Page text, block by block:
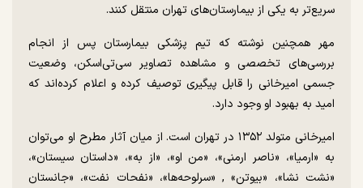
سریع‌تر به یکی از بیمارستان‌های تهران منتقل کنند.
مهر همچنین نوشته که تیم پزشکی بیمارستان پس از انجام
بررسی‌های تخصصی و مشاهده تصاویر سی‌تی‌اسکن، وضعیت
جسمی امیرخانی را قابل پیگیری توصیف کرده و اعلام کرده‌اند که
امید به بهبود او وجود دارد.
امیرخانی متولد ۱۳۵۲ در تهران است. از میان آثار مطرح او می‌توان
به «ارمیا»، «ناصر ارمنی»، «من او»، «از به»، «داستان سیستان»،
«نشت نشا»، «بیوتن» , «سرلوحه‌ها»، «نفحات نفت»، «جانستان